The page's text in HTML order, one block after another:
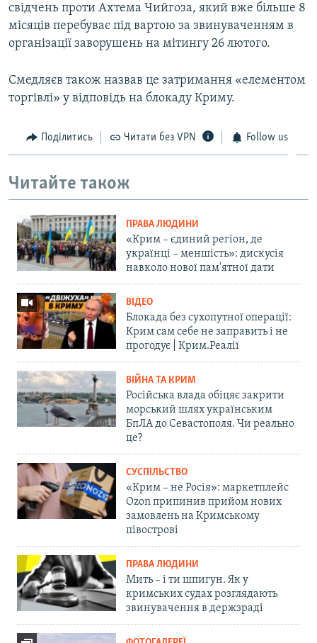
свідчень проти Ахтема Чийгоза, який вже більше 8
місяців перебуває під вартою за звинуваченням в
організації заворушень на мітингу 26 лютого.
Смедляєв також назвав це затримання «елементом
торгівлі» у відповідь на блокаду Криму.
Поділитись Читати без VPN Follow us
Читайте також
ПРАВА ЛЮДИНИ
«Крим – єдиний регіон, де
українці – меншість»: дискусія
навколо нової пам'ятної дати
ВІДЕО
Блокада без сухопутної операції:
Крим сам себе не заправить і не
прогодує | Крим.Реалії
ВІЙНА ТА КРИМ
Російська влада обіцяє закрити
морський шлях українським
БпЛА до Севастополя. Чи реально
це?
СУСПІЛЬСТВО
«Крим – не Росія»: маркетплейс
Ozon припинив прийом нових
замовлень на Кримському
півострові
ПРАВА ЛЮДИНИ
Мить – і ти шпигун. Як у
кримських судах розглядають
звинувачення в держзраді